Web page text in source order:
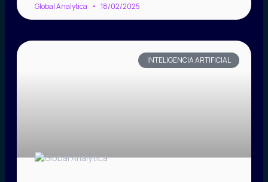
Global Analytica 18/02/2025
INTELIGENCIA ARTIFICIAL